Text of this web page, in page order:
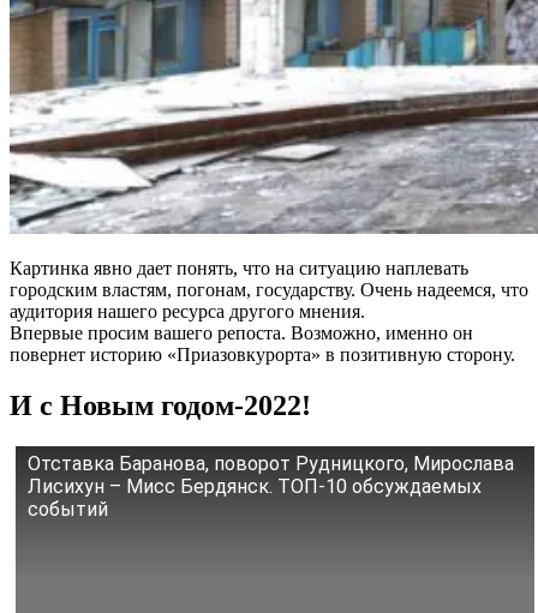
Картинка явно дает понять, что на ситуацию наплевать
городским властям, погонам, государству. Очень надеемся, что
аудитория нашего ресурса другого мнения.
Впервые просим вашего репоста. Возможно, именно он
повернет историю «Приазовкурорта» в позитивную сторону.
И с Новым годом-2022!
Отставка Баранова, поворот Рудницкого, Мирослава
Лисихун – Мисс Бердянск. ТОП-10 обсуждаемых
событий